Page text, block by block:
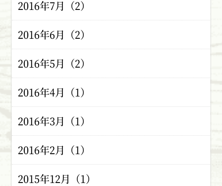
2016年7月（2）
2016年6月（2）
2016年5月（2）
2016年4月（1）
2016年3月（1）
2016年2月（1）
2015年12月（1）